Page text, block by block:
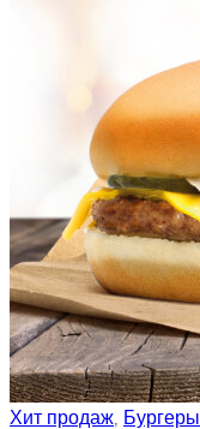
Хит продаж Бургеры